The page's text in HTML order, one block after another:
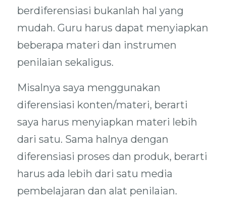
berdiferensiasi bukanlah hal yang
mudah. Guru harus dapat menyiapkan
beberapa materi dan instrumen
penilaian sekaligus.
Misalnya saya menggunakan
diferensiasi konten/materi, berarti
saya harus menyiapkan materi lebih
dari satu. Sama halnya dengan
diferensiasi proses dan produk, berarti
harus ada lebih dari satu media
pembelajaran dan alat penilaian.